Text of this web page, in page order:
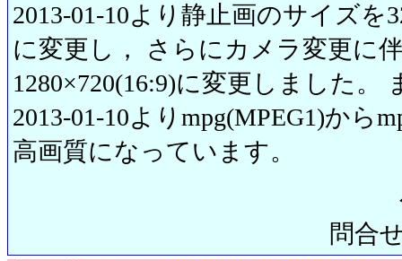
2013-01-10より静止画のサイズを
に変更し， さらにカメラ変更に
1280×720(16:9)に変更しました。
2013-01-10よりmpg(MPEG1)から
高画質になっています。
問合